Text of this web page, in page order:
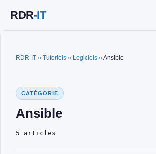
RDR-IT » Tutoriels » Logiciels »Ansible
CATÉGORIE
Ansible
5 articles